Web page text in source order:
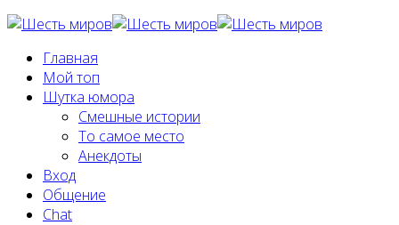
Главная
Мой топ
Шутка юмора
Смешные истории
То самое место
Анекдоты
Вход
Общение
Chat